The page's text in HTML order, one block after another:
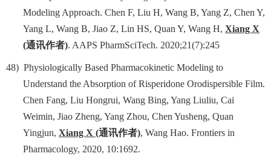
Modeling Approach. Chen F, Liu H, Wang B, Yang Z, Chen Y,
Yang L, Wang B, Jiao Z, Lin HS, Quan Y, Wang H, Xiang X
(通讯作者). AAPS PharmSciTech. 2020;21(7):245
48) Physiologically Based Pharmacokinetic Modeling to
Understand the Absorption of Risperidone Orodispersible Film.
Chen Fang, Liu Hongrui, Wang Bing, Yang Liuliu, Cai
Weimin, Jiao Zheng, Yang Zhou, Chen Yusheng, Quan
Yingjun, Xiang X (通讯作者), Wang Hao. Frontiers in
Pharmacology, 2020, 10:1692.